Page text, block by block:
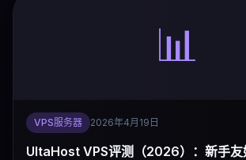
📊
VPS服务器 2026年4月19日
UltaHost VPS评测（2026）：新手友